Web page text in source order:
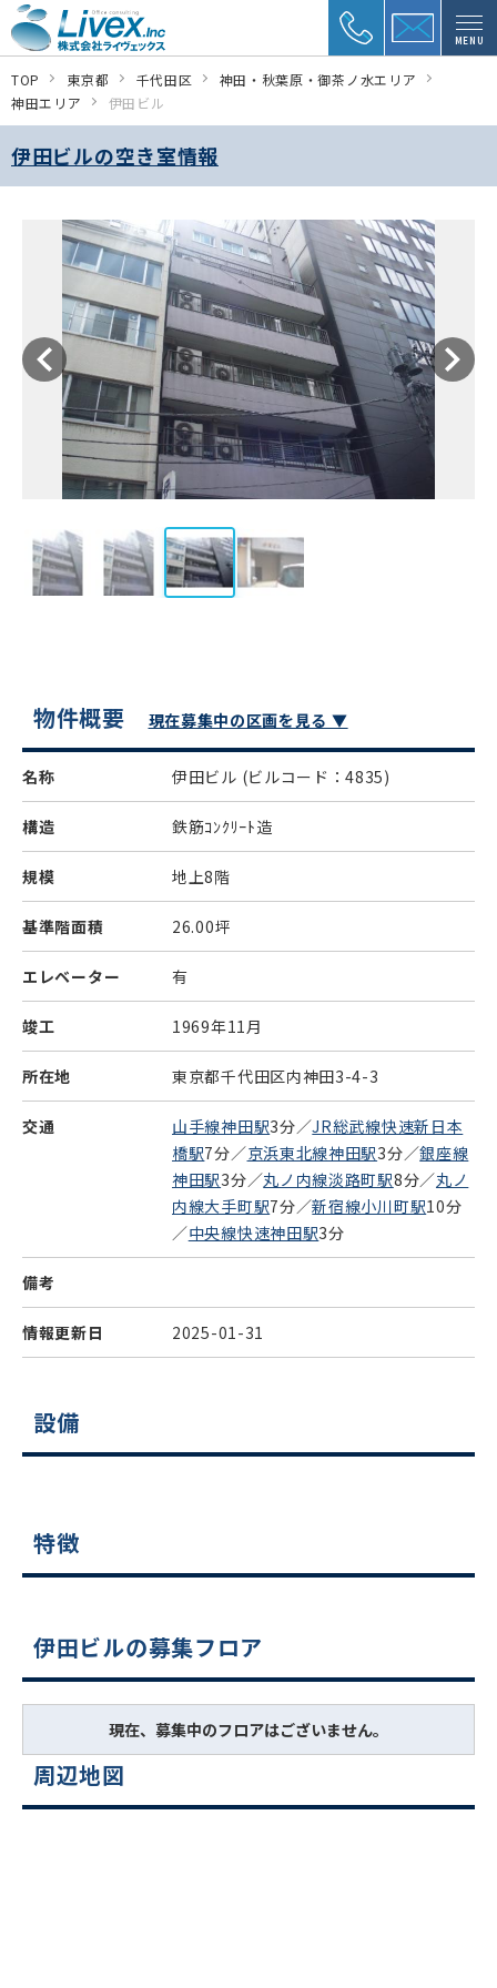
MENU
TOP 東京都 千代田区
神田・秋葉原・御茶ノ水エリア
神田エリア
伊田ビル
伊田ビルの空き室情報
物件概要 現在募集中の区画を見る ▼
名称 伊田ビル (ビルコード：4835)
構造 鉄筋ｺﾝｸﾘｰﾄ造
規模 地上8階
基準階面積 26.00坪
エレベーター 有
竣工 1969年11月
所在地 東京都千代田区内神田3-4-3
交通 山手線神田駅3分／JR総武線快速新日本
橋駅7分／京浜東北線神田駅3分／銀座線
神田駅3分／丸ノ内線淡路町駅8分／丸ノ
内線大手町駅7分／新宿線小川町駅10分
／中央線快速神田駅3分
備考
情報更新日 2025-01-31
設備
特徴
伊田ビルの募集フロア
現在、募集中のフロアはございません。
周辺地図